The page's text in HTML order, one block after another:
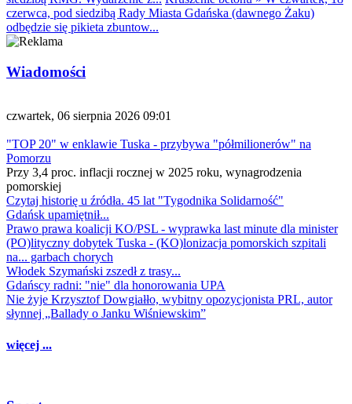
czerwca, pod siedzibą Rady Miasta Gdańska (dawnego Żaku)
odbędzie się pikieta zbuntow...
Wiadomości
czwartek, 06 sierpnia 2026 09:01
"TOP 20" w enklawie Tuska - przybywa "półmilionerów" na
Pomorzu
Przy 3,4 proc. inflacji rocznej w 2025 roku, wynagrodzenia
pomorskiej
Czytaj historię u źródła. 45 lat "Tygodnika Solidarność"
Gdańsk upamiętnił...
Prawo prawa koalicji KO/PSL - wyprawka last minute dla minister
(PO)lityczny dobytek Tuska - (KO)lonizacja pomorskich szpitali
na... garbach chorych
Włodek Szymański zszedł z trasy...
Gdańscy radni: "nie" dla honorowania UPA
Nie żyje Krzysztof Dowgiałło, wybitny opozycjonista PRL, autor
słynnej „Ballady o Janku Wiśniewskim”
więcej ...